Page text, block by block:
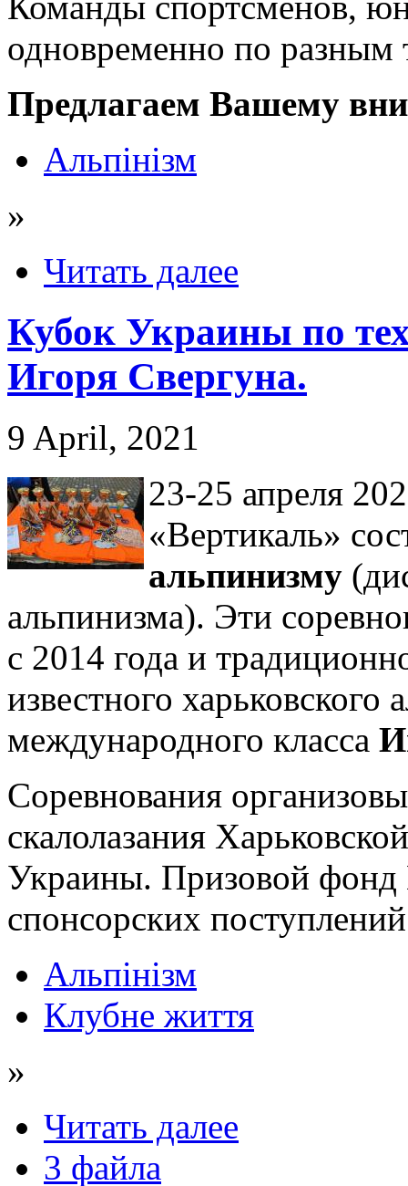
одновременно по разным
Предлагаем Вашему
Альпінізм
»
Читать далее
Кубок Украины по
Игоря Свергуна.
9 April, 2021
23-25 апреля
«Вертикаль»
альпинизму
альпинизма). Эти
c 2014 года и
известного харьковского
международного класса
Соревнования
скалолазания
Украины. Призовой фонд
спонсорских
Альпінізм
Клубне життя
»
Читать далее
3 файла